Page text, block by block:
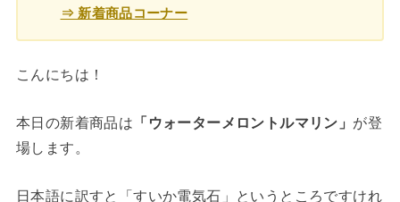
⇒ 新着商品コーナー
こんにちは！
本日の新着商品は 「ウォーターメロントルマリン」 が登
場します。
日本語に訳すと「すいか電気石」というところですけれ